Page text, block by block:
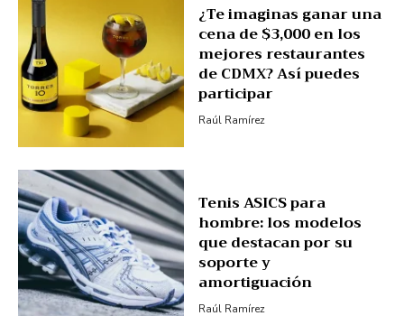
¿Te imaginas ganar una
cena de $3,000 en los
mejores restaurantes
de CDMX? Así puedes
participar
Raúl Ramírez
Tenis ASICS para
hombre: los modelos
que destacan por su
soporte y
amortiguación
Raúl Ramírez